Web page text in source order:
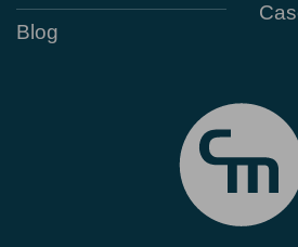
Blog